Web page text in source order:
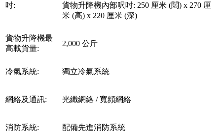
吋:
貨物升降機內部呎吋: 250 厘米 (闊) x 270 厘
米 (高) x 220 厘米 (深)
貨物升降機最
高載貨量:
2,000 公斤
冷氣系統: 獨立冷氣系統
網絡及通訊: 光纖網絡 / 寬頻網絡
消防系統: 配備先進消防系統